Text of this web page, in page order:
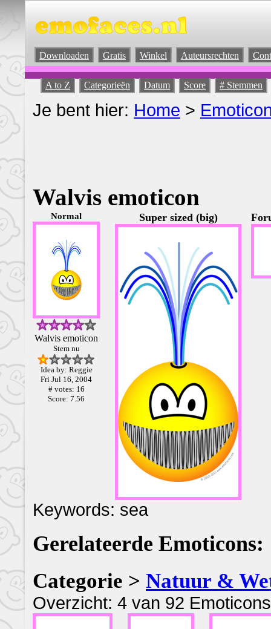
Downloaden Gratis Winkel Auteursrechten
A to Z Categorieën Datum Score # Stemmen
Je bent hier: Home >
Walvis emoticon
Normal
Walvis emoticon
Stem nu
Idea by: Reggie
Fri Jul 16, 2004
# votes: 16
Score: 7.56
Super sized (big)
Keywords: sea
Gerelateerde Emoticons:
Categorie > Natuur &
Overzicht: 4 van 92